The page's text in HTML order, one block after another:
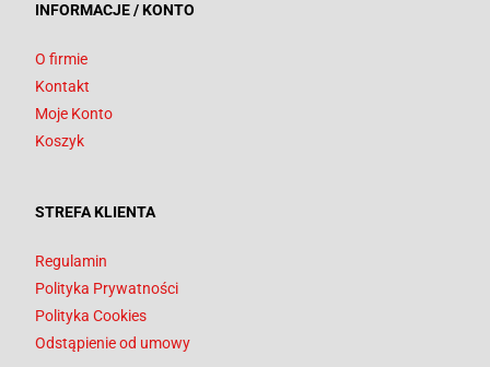
INFORMACJE / KONTO
O firmie
Kontakt
Moje Konto
Koszyk
STREFA KLIENTA
Regulamin
Polityka Prywatności
Polityka Cookies
Odstąpienie od umowy